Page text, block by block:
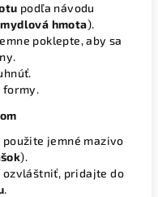
podľa návodu
mydlová hmota).
poklepte, aby sa
formy.
jemné mazivo
).
ozvláštniť, pridajte do
.